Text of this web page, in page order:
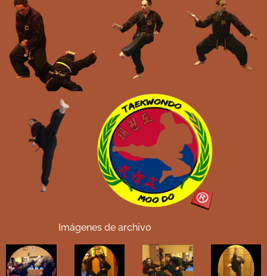
Imágenes de archivo